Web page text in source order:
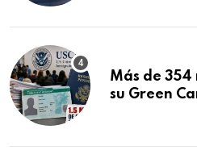
Más de 354
su Green